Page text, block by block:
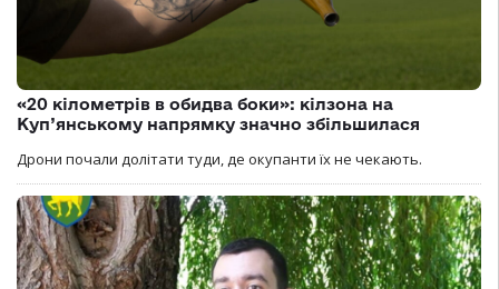
«20 кілометрів в обидва боки»: кілзона на
Куп’янському напрямку значно збільшилася
Дрони почали долітати туди, де окупанти їх не чекають.